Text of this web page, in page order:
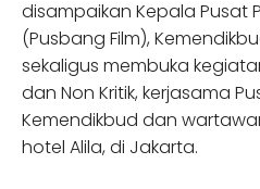
disampaikan Kepala Pusat
(Pusbang Film),
sekaligus membuka
dan Non Kritik, kerjasama
Kemendikbud dan
hotel Alila, di Jakarta.